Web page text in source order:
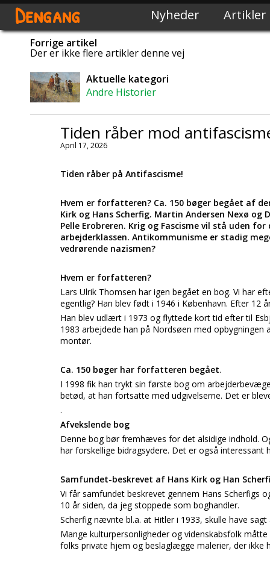
Dengang Nyheder Artikler
Forrige artikel
Der er ikke flere artikler denne vej
Aktuelle kategori
Andre Historier
Tiden råber mod
April 17, 2026
Tiden råber på Antifascisme!
Hvem er forfatteren? Ca. 150 bøger begået af
Kirk og Hans Scherfig. Martin Andersen Nexø og
Pelle Erobreren. Krig og Fascisme vil stå uden
arbejderklassen. Antikommunisme er stadig
vedrørende nazismen?
Hvem er forfatteren?
Lars Ulrik Thomsen har igen begået en bog. Vi har
egentlig? Han blev født i 1946 i København. Efter 12
Han blev udlært i 1973 og flyttede kort tid efter til
1983 arbejdede han på Nordsøen med
montør.
Ca. 150 bøger har forfatteren begået.
I 1998 fik han trykt sin første bog om
betød, at han fortsatte med udgivelserne. Det er
.
Afvekslende bog
Denne bog bør fremhæves for det alsidige indhold.
har forskellige bidragsydere. Det er også
Samfundet-beskrevet af Hans Kirk og Han
Vi får samfundet beskrevet gennem Hans
10 år siden, da jeg stoppede som boghandler.
Scherfig nævnte bl.a. at Hitler i 1933, skulle have
Mange kulturpersonligheder og videnskabsfolk
folks private hjem og beslaglægge malerier, der ikke